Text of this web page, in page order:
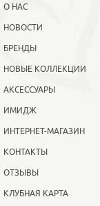
О НАС
НОВОСТИ
БРЕНДЫ
НОВЫЕ КОЛЛЕКЦИИ
АКСЕССУАРЫ
ИМИДЖ
ИНТЕРНЕТ-МАГАЗИН
КОНТАКТЫ
ОТЗЫВЫ
КЛУБНАЯ КАРТА